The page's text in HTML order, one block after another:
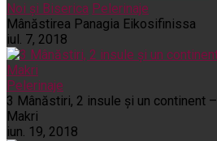
Noi și Biserica Pelerinaje
Mânăstirea Panagia Eikosifinissa
iul. 7, 2018
Pelerinaje
3 Mânăstiri, 2 insule și un continent
Makri
iun. 19, 2018